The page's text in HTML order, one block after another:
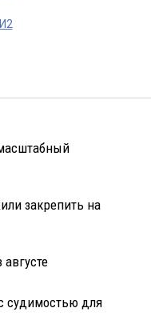
закрепить на
судимостью для